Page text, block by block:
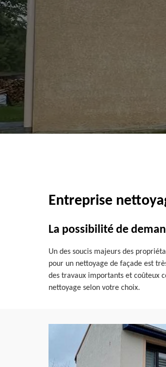
Entreprise
La possibilité de
Un des soucis majeurs des
pour un nettoyage de façade est
des travaux importants et coûteux
nettoyage selon votre choix.